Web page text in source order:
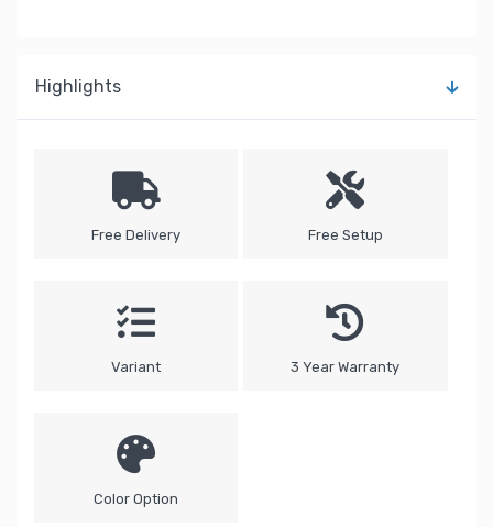
Highlights
Free Delivery Free Setup
Variant 3 Year Warranty
Color Option